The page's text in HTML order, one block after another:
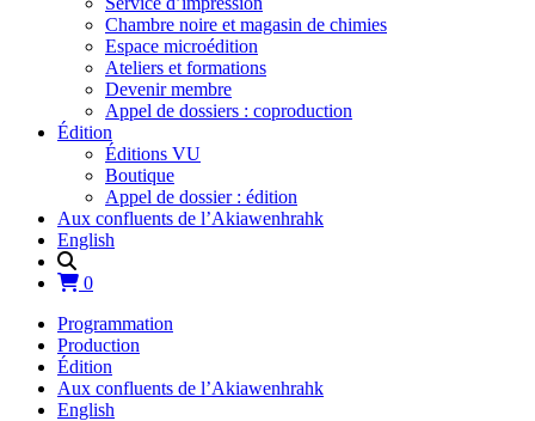
Chambre noire et magasin de chimies
Espace microédition
Ateliers et formations
Devenir membre
Appel de dossiers : coproduction
Édition
Éditions VU
Boutique
Appel de dossier : édition
Aux confluents de l’Akiawenhrahk
English
0
Programmation
Production
Édition
Aux confluents de l’Akiawenhrahk
English